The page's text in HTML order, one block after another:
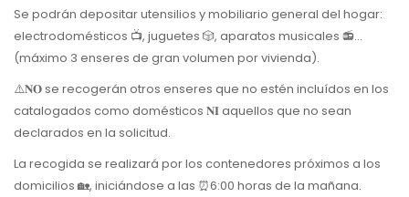
Se podrán depositar utensilios y mobiliario general del hogar:
electrodomésticos 📺, juguetes 🎲, aparatos musicales 📻...
(máximo 3 enseres de gran volumen por vivienda).
⚠️𝐍𝐎 se recogerán otros enseres que no estén incluídos en los
catalogados como domésticos 𝐍𝐈 aquellos que no sean
declarados en la solicitud.
La recogida se realizará por los contenedores próximos a los
domicilios 🏡, iniciándose a las ⏰6:00 horas de la mañana.